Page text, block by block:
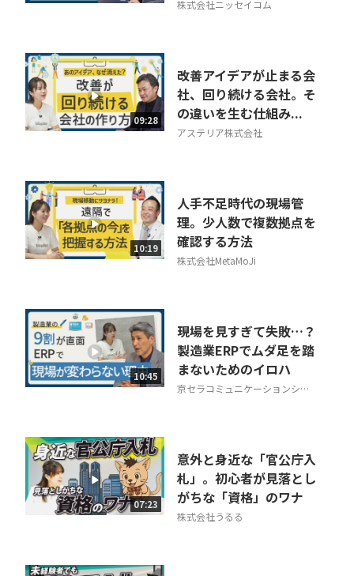
株式会社ニッセイコム
09:28
改善アイデアが止まる会
社、回り続ける会社。そ
の違いを生む仕組み...
アステリア株式会社
10:19
人手不足時代の現場管
理。少人数で複数拠点を
確認する方法
株式会社MetaMoJi
10:45
現場を見すぎて失敗…？
製造業ERPでムダ足を踏
まないためのイロハ
京セラコミュニケーションシス
07:23
意外と身近な「官公庁入
札」。初心者が見落とし
がちな「資格」のワナ
株式会社うるる